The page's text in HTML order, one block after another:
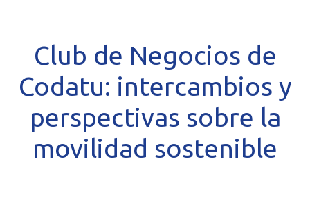
Club de Negocios de
Codatu: intercambios y
perspectivas sobre la
movilidad sostenible